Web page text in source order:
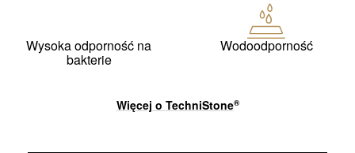
Wysoka odporność na
bakterie
Wodoodporność
Więcej o TechniStone®